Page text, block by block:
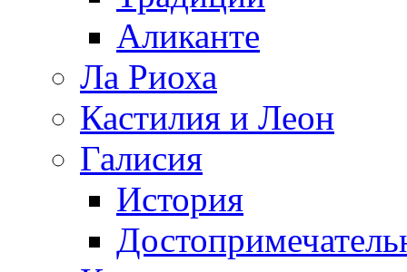
Аликанте
Ла Риоха
Кастилия и Леон
Галисия
История